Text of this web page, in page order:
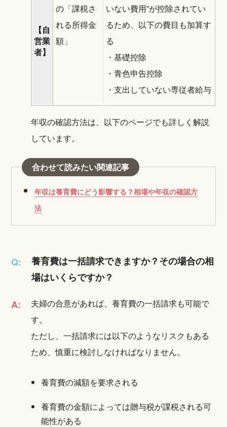
【自
営業
者】
の「課税さ
れる所得金
額」
いない費用”が控除されてい
るため、以下の費目も加算す
る
・基礎控除
・青色申告控除
・支出していない専従者給与
年収の確認方法は、以下のページでも詳しく解説
しています。
合わせて読みたい関連記事
年収は養育費にどう影響する？相場や年収の確認方
法
Q:
養育費は一括請求できますか？その場合の相
場はいくらですか？
A:
夫婦の合意があれば、養育費の一括請求も可能で
す。
ただし、一括請求には以下のようなリスクもある
ため、慎重に検討しなければなりません。
養育費の減額を要求される
養育費の金額によっては贈与税が課税される可
能性がある